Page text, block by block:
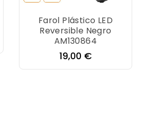
Farol Plástico LED
Reversible Negro
AM130864
Precio
19,00 €